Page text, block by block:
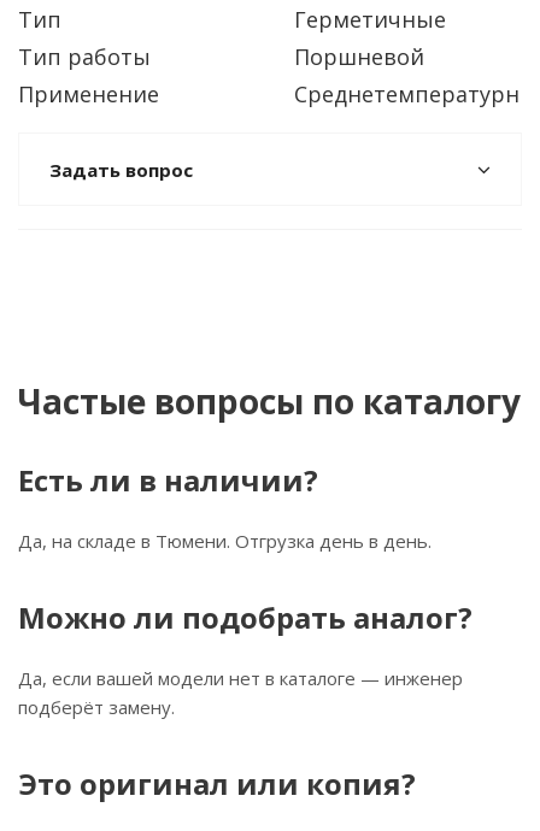
Тип
Герметичные
Тип работы
Поршневой
Применение
Задать вопрос
Частые вопросы по каталогу
Есть ли в наличии?
Да, на складе в Тюмени. Отгрузка день в день.
Можно ли подобрать аналог?
Да, если вашей модели нет в каталоге — инженер
подберёт замену.
Это оригинал или копия?